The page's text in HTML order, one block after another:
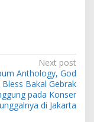
Next post
Anthology, God
Bless Bakal Gebrak
pada Konser
di Jakarta